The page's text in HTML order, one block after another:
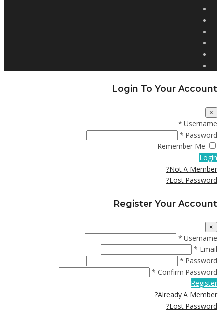
Login To Your Account
×
Username *
Password *
Remember Me
Login
Not A Member?
Lost Password?
Register Your Account
×
Username *
Email *
Password *
Confirm Password *
Register
Already A Member?
Lost Password?